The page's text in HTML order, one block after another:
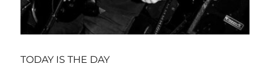
TODAY IS THE DAY